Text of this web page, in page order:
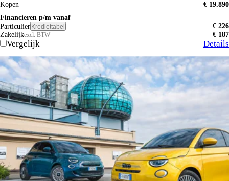
Kopen
€ 19.890
Financieren p/m vanaf
Particulier Krediettabel
€ 226
Zakelijkexcl. BTW € 187
Vergelijk Details